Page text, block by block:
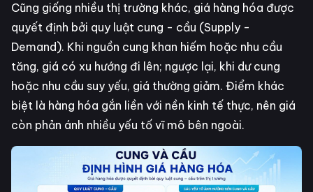
Cũng giống nhiều thị trường khác, giá hàng hóa được
quyết định bởi quy luật cung - cầu (Supply -
Demand). Khi nguồn cung khan hiếm hoặc nhu cầu
tăng, giá có xu hướng đi lên; ngược lại, khi dư cung
hoặc nhu cầu suy yếu, giá thường giảm. Điểm khác
biệt là hàng hóa gắn liền với nền kinh tế thực, nên giá
còn phản ánh nhiều yếu tố vĩ mô bên ngoài.